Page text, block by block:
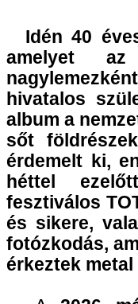
Idén 40
amelyet
hivatalos
album a
sőt
érdemelt ki,
héttel
fesztiválos
és sikere,
fotózkodás,
érkeztek